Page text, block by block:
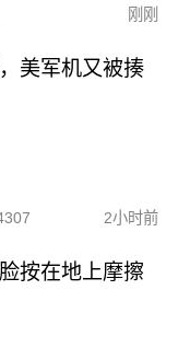
刚刚
美军机又被揍
2小时前
按在地上摩擦